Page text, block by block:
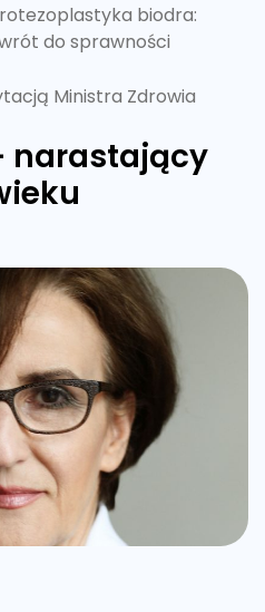
biodra:
do sprawności
Ministra Zdrowia
narastający